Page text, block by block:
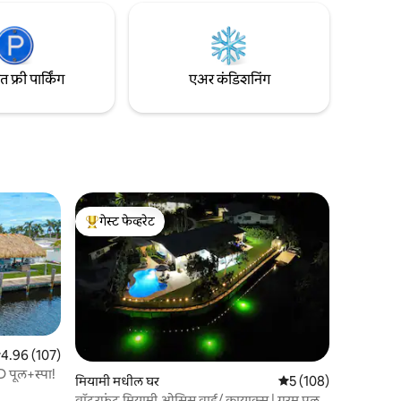
फ्री पार्किंग एअर कंडिशनिंग
4.96 सरासरी रेटिंग, 107 रिव्ह्यूज
4.96 (107)
पूल+स्पा!
टॉप गेस्ट फेव्हरेट
गेस्ट फेव्हरेट
मियामी मधील घर 5 पैकी 5 सरासरी रेटिंग,
5 (108)